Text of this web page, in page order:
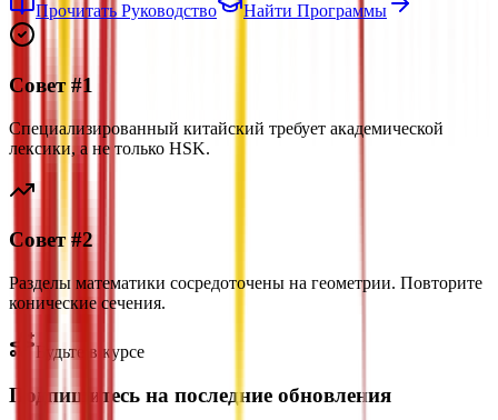
Прочитать Руководство Найти Программы
Совет #1
Специализированный китайский требует академической
лексики, а не только HSK.
Совет #2
Разделы математики сосредоточены на геометрии. Повторите
конические сечения.
Будьте в курсе
Подпишитесь на последние обновления